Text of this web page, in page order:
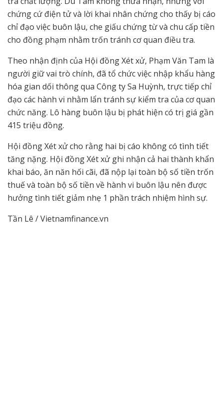
chứng cứ điện tử và lời khai nhân chứng cho thấy bị cáo
chỉ đạo việc buôn lậu, che giấu chứng từ và chu cấp tiền
cho đồng phạm nhằm trốn tránh cơ quan điều tra.
Theo nhận định của Hội đồng Xét xử, Phạm Văn Tam là
người giữ vai trò chính, đã tổ chức việc nhập khẩu hàng
hóa gian dối thông qua Công ty Sa Huỳnh, trực tiếp chỉ
đạo các hành vi nhằm lẩn tránh sự kiểm tra của cơ quan
chức năng. Lô hàng buôn lậu bị phát hiện có trị giá gần
415 triệu đồng.
Hội đồng Xét xử cho rằng hai bị cáo không có tình tiết
tăng nặng. Hội đồng Xét xử ghi nhận cả hai thành khẩn
khai báo, ăn năn hối cãi, đã nộp lại toàn bộ số tiền trốn
thuế và toàn bộ số tiền về hành vi buôn lậu nên được
hưởng tình tiết giảm nhẹ 1 phần trách nhiệm hình sự.
Tần Lê / Vietnamfinance.vn